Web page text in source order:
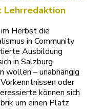
Herbst die
in Community
Ausbildung
in Salzburg
wollen – unabhängig
oder
können sich
um einen Platz
ist der 14.
2019…